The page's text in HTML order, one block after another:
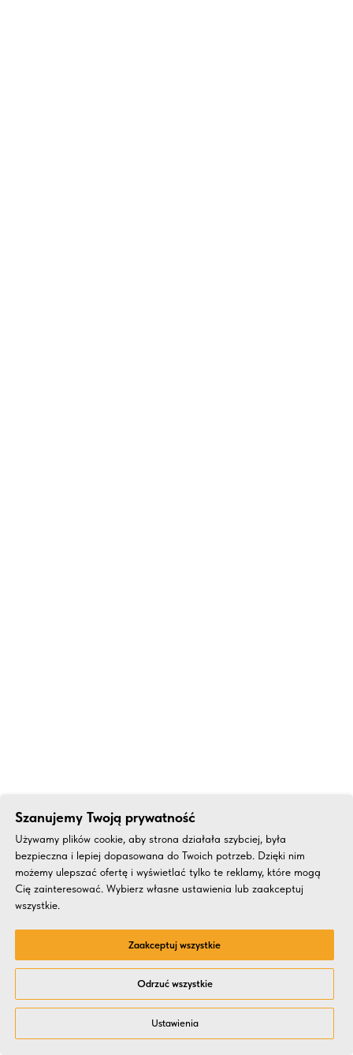
Szanujemy Twoją prywatność
Używamy plików cookie, aby strona działała szybciej, była
bezpieczna i lepiej dopasowana do Twoich potrzeb. Dzięki nim
możemy ulepszać ofertę i wyświetlać tylko te reklamy, które mogą
Cię zainteresować. Wybierz własne ustawienia lub zaakceptuj
wszystkie.
Zaakceptuj wszystkie
Odrzuć wszystkie
Ustawienia